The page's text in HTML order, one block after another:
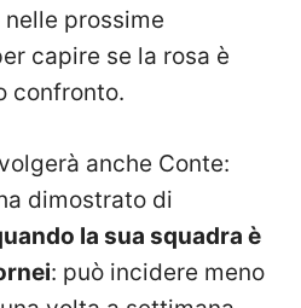
prossime
capire se la rosa è
confronto.
anche Conte:
dimostrato di
la sua squadra è
: può incidere meno